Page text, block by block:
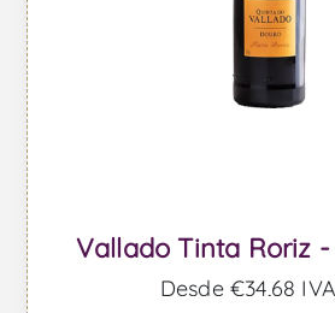
Vallado Tinta Roriz
Desde €34,68